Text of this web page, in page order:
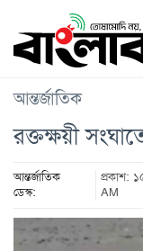
আন্তর্জাতিক
রক্তক্ষয়ী
আন্তর্জাতিক
ডেস্ক:
প্রকাশ:
AM